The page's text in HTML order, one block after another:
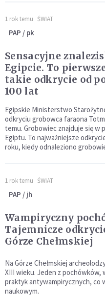
1 rok temu ŚWIAT
PAP / pk
Sensacyjne
Egipcie. To
takie odkrycie od
100 lat
Egipskie Ministerstwo
odkryciu grobowca faraona
temu. Grobowiec znajduje się w
Egiptu. To najważniejsze
roku, kiedy odnaleziono
1 rok temu ŚWIAT
PAP / jh
Wampiryczny
Tajemnicze
Górze Chełmskiej
Na Górze Chełmskiej
XIII wieku. Jeden z pochówków,
praktyk antywampirycznych, co
naukowym.